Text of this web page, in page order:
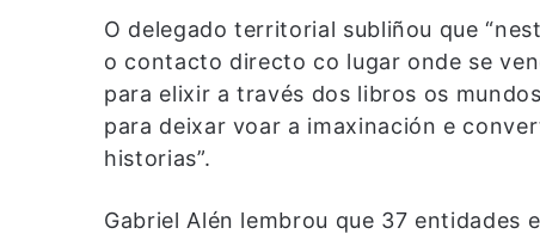
O delegado territorial subliñou que
o contacto directo co lugar onde se
para elixir a través dos libros os
para deixar voar a imaxinación e
historias”.
Gabriel Alén lembrou que 37 entidades